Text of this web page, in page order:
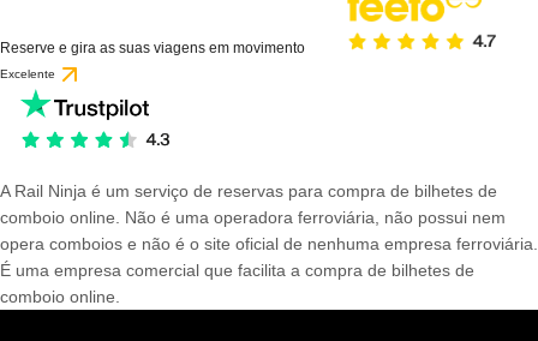
Reserve e gira as suas viagens em movimento
Excelente
A Rail Ninja é um serviço de reservas para compra de bilhetes de
comboio online. Não é uma operadora ferroviária, não possui nem
opera comboios e não é o site oficial de nenhuma empresa ferroviária.
É uma empresa comercial que facilita a compra de bilhetes de
comboio online.